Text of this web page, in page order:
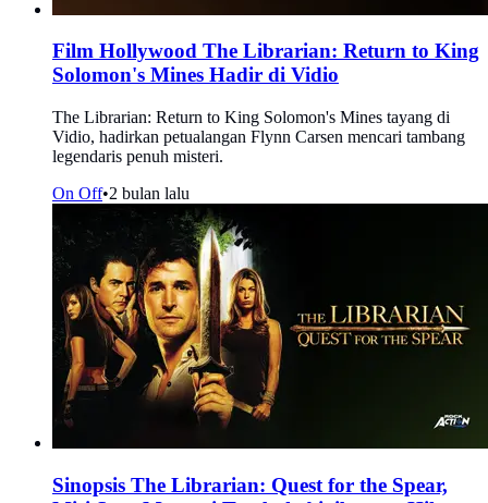
Film Hollywood The Librarian: Return to King
Solomon's Mines Hadir di Vidio
The Librarian: Return to King Solomon's Mines tayang di
Vidio, hadirkan petualangan Flynn Carsen mencari tambang
legendaris penuh misteri.
On Off•2 bulan lalu
Sinopsis The Librarian: Quest for the Spear,